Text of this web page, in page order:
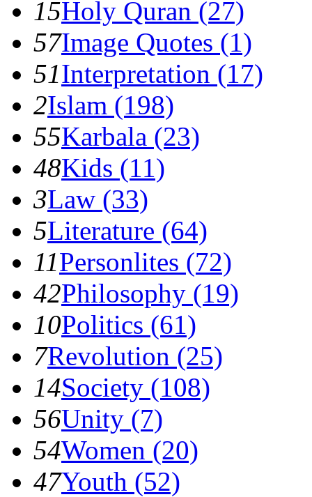
15Holy Quran (27)
57Image Quotes (1)
51Interpretation (17)
2Islam (198)
55Karbala (23)
48Kids (11)
3Law (33)
5Literature (64)
11Personlites (72)
42Philosophy (19)
10Politics (61)
7Revolution (25)
14Society (108)
56Unity (7)
54Women (20)
47Youth (52)